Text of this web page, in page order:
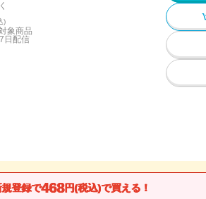
)
象商品
日 配信
規登録で468円(税込)で買える！